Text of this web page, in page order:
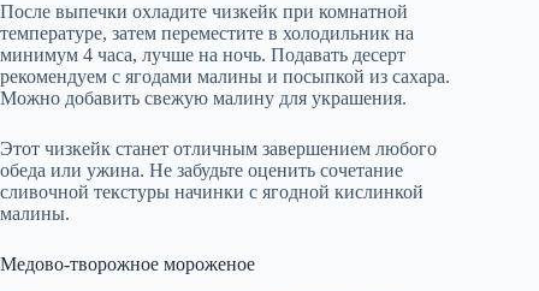
После выпечки охладите чизкейк при комнатной
температуре, затем переместите в холодильник на
минимум 4 часа, лучше на ночь. Подавать десерт
рекомендуем с ягодами малины и посыпкой из сахара.
Можно добавить свежую малину для украшения.
Этот чизкейк станет отличным завершением любого
обеда или ужина. Не забудьте оценить сочетание
сливочной текстуры начинки с ягодной кислинкой
малины.
Медово-творожное мороженое